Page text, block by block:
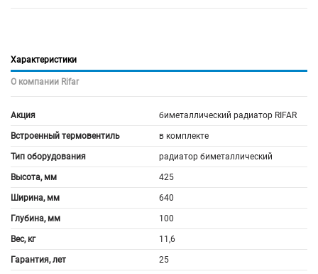
Характеристики
О компании Rifar
Акция биметаллический радиатор RIFAR
Встроенный термовентиль в комплекте
Тип оборудования радиатор биметаллический
Высота, мм 425
Ширина, мм 640
Глубина, мм 100
Вес, кг 11,6
Гарантия, лет 25